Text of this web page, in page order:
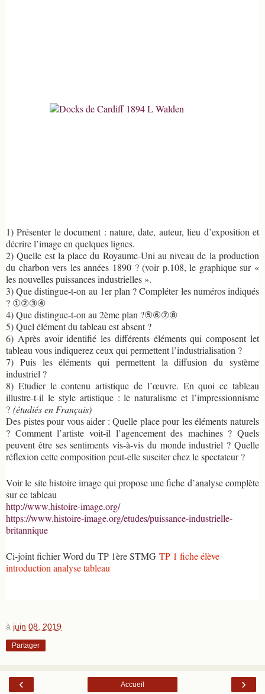
1) Présenter le document : nature, date, auteur, lieu d’exposition et
décrire l’image en quelques lignes.
2) Quelle est la place du Royaume-Uni au niveau de la production
du charbon vers les années 1890 ? (voir p.108, le graphique sur «
les nouvelles puissances industrielles ».
3) Que distingue-t-on au 1er plan ? Compléter les numéros indiqués
? ①②③④
4) Que distingue-t-on au 2ème plan ?⑤⑥⑦⑧
5) Quel élément du tableau est absent ?
6) Après avoir identifié les différents éléments qui composent let
tableau vous indiquerez ceux qui permettent l’industrialisation ?
7) Puis les éléments qui permettent la diffusion du système
industriel ?
8) Etudier le contenu artistique de l’œuvre. En quoi ce tableau
illustre-t-il le style artistique : le naturalisme et l’impressionnisme
? (étudiés en Français)
Des pistes pour vous aider : Quelle place pour les éléments naturels
? Comment l’artiste voit-il l’agencement des machines ? Quels
peuvent être ses sentiments vis-à-vis du monde industriel ? Quelle
réflexion cette composition peut-elle susciter chez le spectateur ?
Voir le site histoire image qui propose une fiche d’analyse complète
sur ce tableau
http://www.histoire-image.org/
https://www.histoire-image.org/etudes/puissance-industrielle-
britannique
Ci-joint fichier Word du TP 1ère STMG TP 1 fiche élève
introduction analyse tableau
à juin 08, 2019
Partager
‹ ›
Accueil